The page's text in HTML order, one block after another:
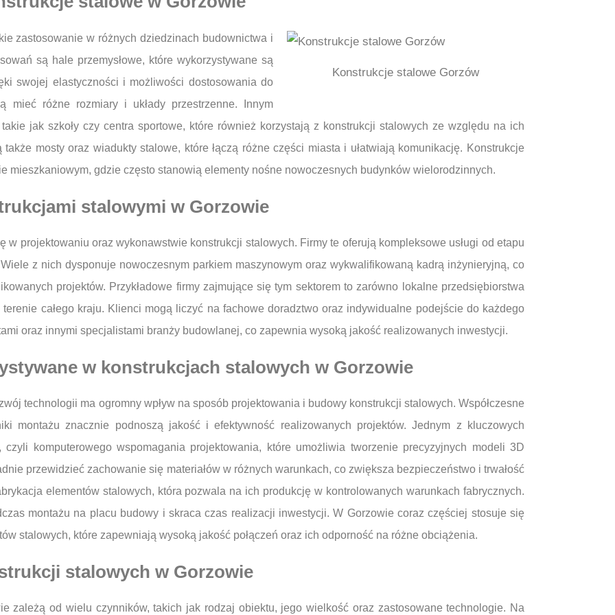
Konstrukcje stalowe Gorzów
zastosowanie w różnych dziedzinach budownictwa i
są hale przemysłowe, które wykorzystywane są
swojej elastyczności i możliwości dostosowania do
mieć różne rozmiary i układy przestrzenne. Innym
jak szkoły czy centra sportowe, które również korzystają z konstrukcji stalowych ze względu na ich
mosty oraz wiadukty stalowe, które łączą różne części miasta i ułatwiają komunikację. Konstrukcje
mieszkaniowym, gdzie często stanowią elementy nośne nowoczesnych budynków wielorodzinnych.
stalowymi w Gorzowie
w projektowaniu oraz wykonawstwie konstrukcji stalowych. Firmy te oferują kompleksowe usługi od etapu
z nich dysponuje nowoczesnym parkiem maszynowym oraz wykwalifikowaną kadrą inżynieryjną, co
projektów. Przykładowe firmy zajmujące się tym sektorem to zarówno lokalne przedsiębiorstwa
całego kraju. Klienci mogą liczyć na fachowe doradztwo oraz indywidualne podejście do każdego
oraz innymi specjalistami branży budowlanej, co zapewnia wysoką jakość realizowanych inwestycji.
w konstrukcjach stalowych w Gorzowie
technologii ma ogromny wpływ na sposób projektowania i budowy konstrukcji stalowych. Współczesne
montażu znacznie podnoszą jakość i efektywność realizowanych projektów. Jednym z kluczowych
komputerowego wspomagania projektowania, które umożliwia tworzenie precyzyjnych modeli 3D
przewidzieć zachowanie się materiałów w różnych warunkach, co zwiększa bezpieczeństwo i trwałość
elementów stalowych, która pozwala na ich produkcję w kontrolowanych warunkach fabrycznych.
montażu na placu budowy i skraca czas realizacji inwestycji. W Gorzowie coraz częściej stosuje się
stalowych, które zapewniają wysoką jakość połączeń oraz ich odporność na różne obciążenia.
stalowych w Gorzowie
zależą od wielu czynników, takich jak rodzaj obiektu, jego wielkość oraz zastosowane technologie. Na